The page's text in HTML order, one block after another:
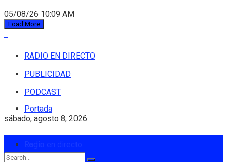
05/08/26 10:09 AM
Load More
RADIO EN DIRECTO
PUBLICIDAD
PODCAST
sábado, agosto 8, 2026
Portada